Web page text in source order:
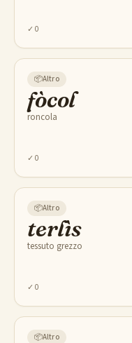
✓ 0
📦Altro
fòcol
roncola
✓ 0
📦Altro
terlìs
tessuto grezzo
✓ 0
📦Altro